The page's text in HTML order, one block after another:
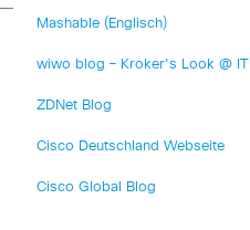
Mashable (Englisch)
wiwo blog – Kroker's Look @ IT
ZDNet Blog
Cisco Deutschland Webseite
Cisco Global Blog